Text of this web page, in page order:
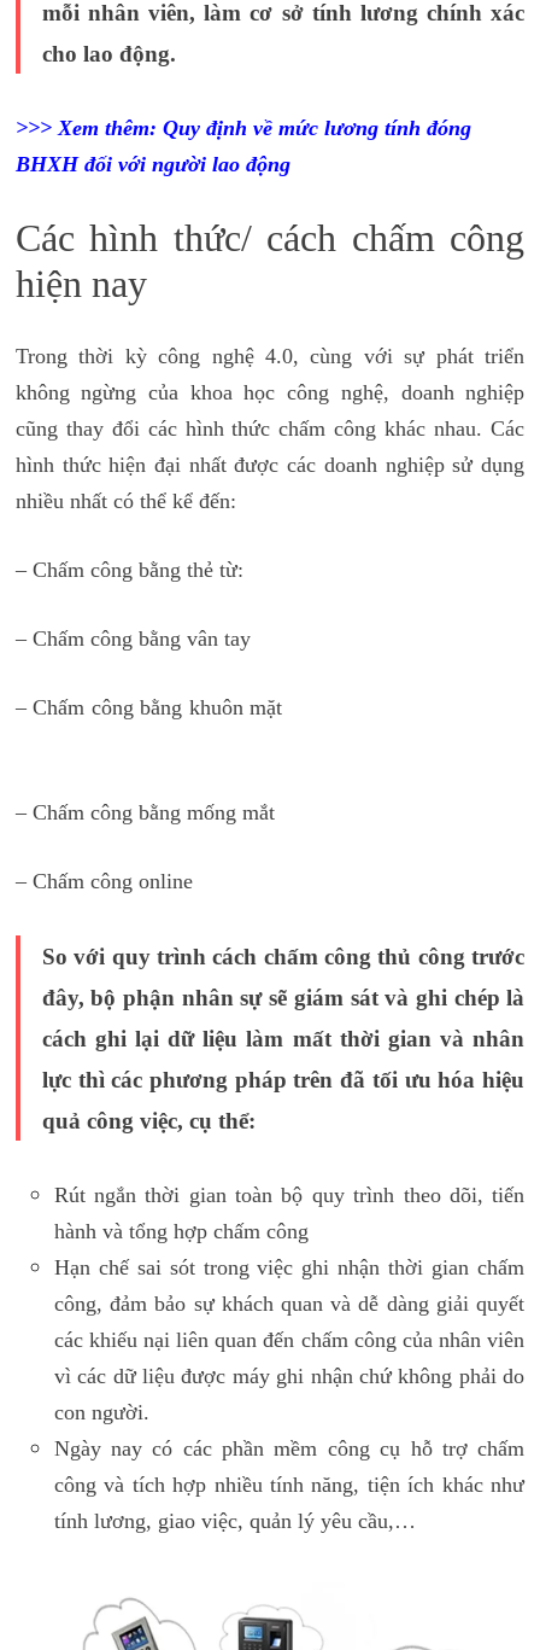
mỗi nhân viên, làm cơ sở tính lương chính xác
cho lao động.
>>> Xem thêm: Quy định về mức lương tính đóng
BHXH đối với người lao động
Các hình thức/ cách chấm công
hiện nay
Trong thời kỳ công nghệ 4.0, cùng với sự phát triển
không ngừng của khoa học công nghệ, doanh nghiệp
cũng thay đổi các hình thức chấm công khác nhau. Các
hình thức hiện đại nhất được các doanh nghiệp sử dụng
nhiều nhất có thể kể đến:
– Chấm công bằng thẻ từ:
– Chấm công bằng vân tay
– Chấm công bằng khuôn mặt
– Chấm công bằng mống mắt
– Chấm công online
So với quy trình cách chấm công thủ công trước
đây, bộ phận nhân sự sẽ giám sát và ghi chép là
cách ghi lại dữ liệu làm mất thời gian và nhân
lực thì các phương pháp trên đã tối ưu hóa hiệu
quả công việc, cụ thể:
Rút ngắn thời gian toàn bộ quy trình theo dõi, tiến
hành và tổng hợp chấm công
Hạn chế sai sót trong việc ghi nhận thời gian chấm
công, đảm bảo sự khách quan và dễ dàng giải quyết
các khiếu nại liên quan đến chấm công của nhân viên
vì các dữ liệu được máy ghi nhận chứ không phải do
con người.
Ngày nay có các phần mềm công cụ hỗ trợ chấm
công và tích hợp nhiều tính năng, tiện ích khác như
tính lương, giao việc, quản lý yêu cầu,…